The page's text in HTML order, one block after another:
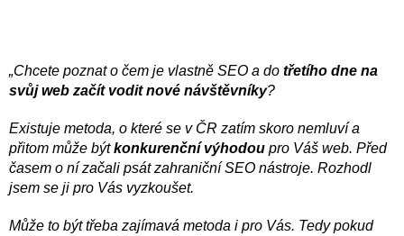
„Chcete poznat o čem je vlastně SEO a do třetího dne na
svůj web začít vodit nové návštěvníky?
Existuje metoda, o které se v ČR zatím skoro nemluví a
přitom může býtkonkurenční výhodou pro Váš web. Před
časem o ní začali psát zahraniční SEO nástroje. Rozhodl
jsem se ji pro Vás vyzkoušet.
Může to být třeba zajímavá metoda i pro Vás. Tedy pokud